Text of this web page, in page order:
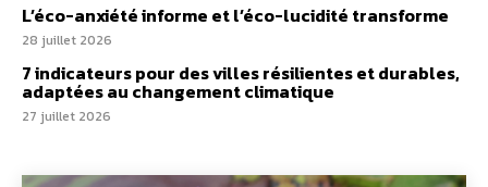
L’éco-anxiété informe et l’éco-lucidité transforme
28 juillet 2026
7 indicateurs pour des villes résilientes et durables,
adaptées au changement climatique
27 juillet 2026